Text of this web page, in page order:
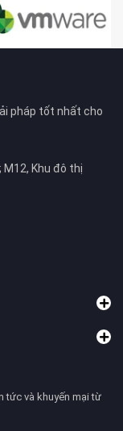
pháp tốt nhất cho
Khu đô thị
tức và khuyến mại từ